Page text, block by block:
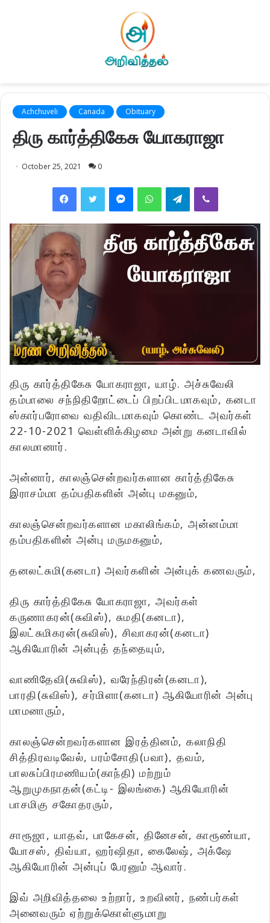
Achchuveli Canada Obituary
திரு கார்த்திகேசு யோகராஜா
October 25, 2021 0
FacebookTwitter MessengerWhatsAppTelegramViber
திரு கார்த்திகேசு யோகராஜா, யாழ். அச்சுவேலி
தம்பாலை சந்நிதிறோட்டைப் பிறப்பிடமாகவும், கனடா
ஸ்கார்பரோவை வதிவிடமாகவும் கொண்ட அவர்கள்
22-10-2021 வெள்ளிக்கிழமை அன்று கனடாவில்
காலமானார்.
அன்னார், காலஞ்சென்றவர்களான கார்த்திகேசு
இராசம்மா தம்பதிகளின் அன்பு மகனும்,
காலஞ்சென்றவர்களான மகாலிங்கம், அன்னம்மா
தம்பதிகளின் அன்பு மருமகனும்,
தனலட்சுமி(கனடா) அவர்களின் அன்புக் கணவரும்,
திரு கார்த்திகேசு யோகராஜா, அவர்கள்
கருணாகரன்(சுவிஸ்), சுமதி(கனடா),
இலட்சுமிகரன்(சுவிஸ்), சிவாகரன்(கனடா)
ஆகியோரின் அன்புத் தந்தையும்,
வாணிதேவி(சுவிஸ்), வரேந்திரன்(கனடா),
பாரதி(சுவிஸ்), சர்மிளா(கனடா) ஆகியோரின் அன்பு
மாமனாரும்,
காலஞ்சென்றவர்களான இரத்தினம், கலாநிதி
சித்திரவடிவேல், பரம்சோதி(பவா), தவம்,
பாலசுப்பிரமணியம்(காந்தி) மற்றும்
ஆறுமுகநாதன்(கட்டி- இலங்கை) ஆகியோரின்
பாசமிகு சகோதரரும்,
சாரூஜா, யாதவ், பாகேசன், தினேசன், காரூண்யா,
யோசஸ், திவ்யா, ஹர்ஷிதா, கைலேஷ், அக்‌ஷே
ஆகியோரின் அன்புப் பேரனும் ஆவார்.
இவ் அறிவித்தலை உற்றார், உறவினர், நண்பர்கள்
அனைவரும் ஏற்றுக்கொள்ளுமாறு